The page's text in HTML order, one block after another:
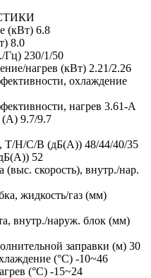
(кВт) 6.8
8.0
Гц) 230/1/50
нагрев (кВт) 2.21/2.26
охлаждение
нагрев 3.61-A
(A) 9.7/9.7
Т/Н/С/В (дБ(А)) 48/44/40/35
52
(выс. скорость), внутр./нар.
жидкость/газ (мм)
внутр./наруж. блок (мм)
заправки (м) 30
(°C) -10~46
(°C) -15~24